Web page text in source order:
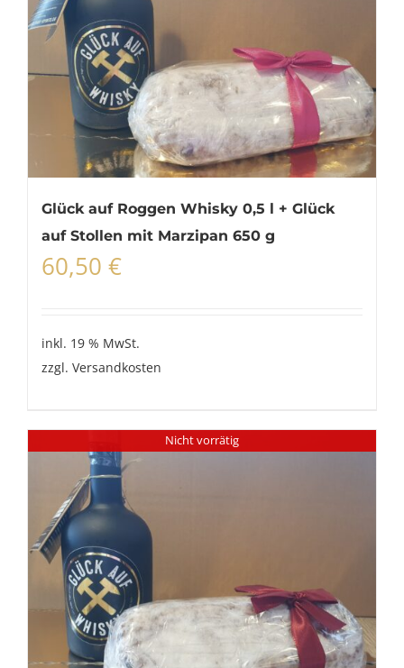
Glück auf Roggen Whisky 0,5 l + Glück
auf Stollen mit Marzipan 650 g
60,50 €
inkl. 19 % MwSt.
zzgl. Versandkosten
Nicht vorrätig